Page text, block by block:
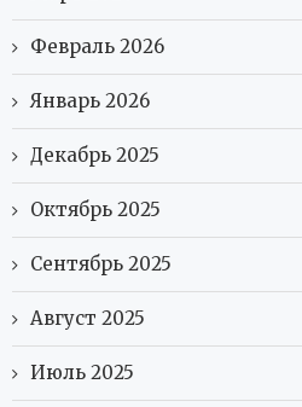
Февраль 2026
Январь 2026
Декабрь 2025
Октябрь 2025
Сентябрь 2025
Август 2025
Июль 2025